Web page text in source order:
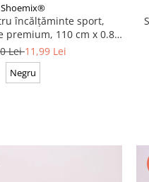
Shoemix®
încălțăminte sport,
premium, 110 cm x 0.8
cm
Lei11,99 Lei
Negru